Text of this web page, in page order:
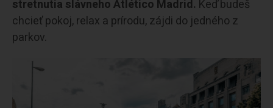
stretnutia slávneho Atlético Madrid. Keď budeš
chcieť pokoj, relax a prírodu, zájdi do jedného z
parkov.